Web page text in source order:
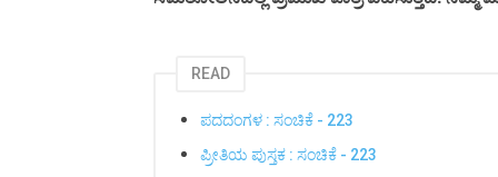
READ
ಪದದಂಗಳ : ಸಂಚಿಕೆ - 223
ಪ್ರೀತಿಯ ಪುಸ್ತಕ : ಸಂಚಿಕೆ - 223